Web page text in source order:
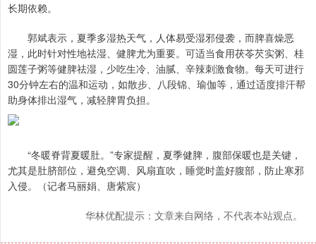
长期依赖。
郭斌表示，夏季多湿热天气，人体易受湿邪侵袭，而脾喜燥恶
湿，此时针对性地祛湿、健脾尤为重要。可适当食用茯苓芡实粥、桂
圆莲子粥等健脾祛湿，少吃生冷、油腻、辛辣刺激食物。每天可进行
30分钟左右的温和运动，如散步、八段锦、瑜伽等，通过适度排汗帮
助身体排出湿气，减轻脾胃负担。
“冬暖脊背夏暖肚。”专家提醒，夏季健脾，腹部保暖也是关键，
尤其是肚脐部位，避免空调、风扇直吹，睡觉时盖好腹部，防止寒邪
入侵。（记者马丽娟、唐紫宸）
华林优配提示：文章来自网络，不代表本站观点。